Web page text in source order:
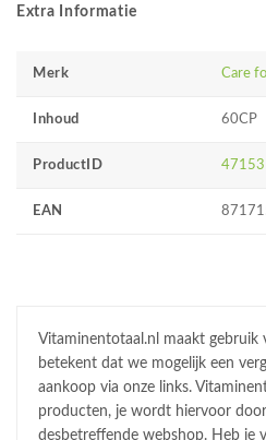
Extra Informatie
Merk Care
Inhoud 60CP
ProductID 47153
EAN
Vitaminentotaal.nl maakt gebruik
betekent dat we mogelijk een
aankoop via onze links.
producten, je wordt hiervoor
desbetreffende webshop. Heb je